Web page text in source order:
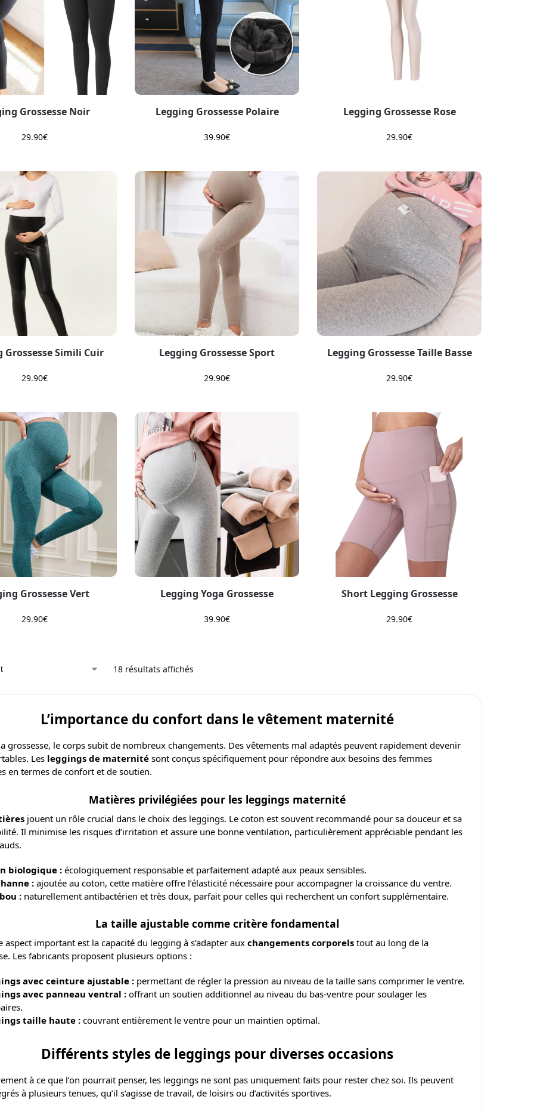
Grossesse Noir
29.90€
Legging Grossesse Polaire
39.90€
Legging Grossesse Rose
29.90€
Grossesse Simili Cuir
29.90€
Legging Grossesse Sport
29.90€
Legging Grossesse Taille Basse
29.90€
Grossesse Vert
29.90€
Legging Yoga Grossesse
39.90€
Short Legging Grossesse
29.90€
18 résultats affichés
L’importance du confort dans le vêtement maternité
grossesse, le corps subit de nombreux changements. Des vêtements mal adaptés peuvent rapidement devenir
Les leggings de maternitésont conçus spécifiquement pour répondre aux besoins des femmes
en termes de confort et de soutien.
Matières privilégiées pour les leggings maternité
jouent un rôle crucial dans le choix des leggings. Le coton est souvent recommandé pour sa douceur et sa
Il minimise les risques d’irritation et assure une bonne ventilation, particulièrement appréciable pendant les
biologique :écologiquement responsable et parfaitement adapté aux peaux sensibles.
:ajoutée au coton, cette matière offre l’élasticité nécessaire pour accompagner la croissance du ventre.
:naturellement antibactérien et très doux, parfait pour celles qui recherchent un confort supplémentaire.
La taille ajustable comme critère fondamental
aspect important est la capacité du legging à s’adapter aux changements corporelstout au long de la
Les fabricants proposent plusieurs options :
avec ceinture ajustable :permettant de régler la pression au niveau de la taille sans comprimer le ventre.
avec panneau ventral :offrant un soutien additionnel au niveau du bas-ventre pour soulager les
taille haute :couvrant entièrement le ventre pour un maintien optimal.
Différents styles de leggings pour diverses occasions
à ce que l’on pourrait penser, les leggings ne sont pas uniquement faits pour rester chez soi. Ils peuvent
à plusieurs tenues, qu’il s’agisse de travail, de loisirs ou d’activités sportives.